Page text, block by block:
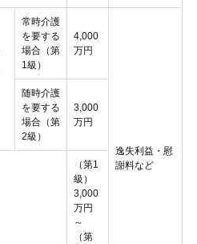
常時介護
を要する
場合（第
1級）
4,000
万円
逸失利益・慰
謝料など
随時介護
を要する
場合（第
2級）
3,000
万円
（第1
級）
3,000
万円
～
（第